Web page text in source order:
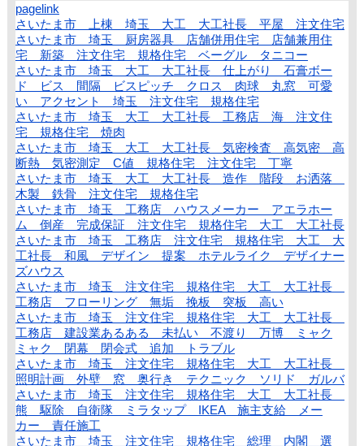
pagelink
さいたま市 上棟 埼玉 大工 大工社長 平屋 注文住宅
さいたま市 埼玉 厨房器具 店舗併用住宅 店舗兼用住
宅 新築 注文住宅 規格住宅 ベーグル タニコー
さいたま市 埼玉 大工 大工社長 仕上がり 石膏ボー
ド ビス 間隔 ビスピッチ クロス 肉球 丸窓 可愛
い アクセント 埼玉 注文住宅 規格住宅
さいたま市 埼玉 大工 大工社長 工務店 海 注文住
宅 規格住宅 焼肉
さいたま市 埼玉 大工 大工社長 気密検査 高気密 高
断熱 気密測定 C値 規格住宅 注文住宅 丁寧
さいたま市 埼玉 大工 大工社長 造作 階段 お洒落
木製 鉄骨 注文住宅 規格住宅
さいたま市 埼玉 工務店 ハウスメーカー アエラホー
ム 倒産 完成保証 注文住宅 規格住宅 大工 大工社長
さいたま市 埼玉 工務店 注文住宅 規格住宅 大工 大
工社長 和風 デザイン 提案 ホテルライク デザイナー
ズハウス
さいたま市 埼玉 注文住宅 規格住宅 大工 大工社長
工務店 フローリング 無垢 挽板 突板 高い
さいたま市 埼玉 注文住宅 規格住宅 大工 大工社長
工務店 建設業あるある 未払い 不渡り 万博 ミャク
ミャク 閉幕 閉会式 追加 トラブル
さいたま市 埼玉 注文住宅 規格住宅 大工 大工社長
照明計画 外壁 窓 奥行き テクニック ソリド ガルバ
さいたま市 埼玉 注文住宅 規格住宅 大工 大工社長
熊 駆除 自衛隊 ミラタップ IKEA 施主支給 メー
カー 責任施工
さいたま市 埼玉 注文住宅 規格住宅 総理 内閣 選